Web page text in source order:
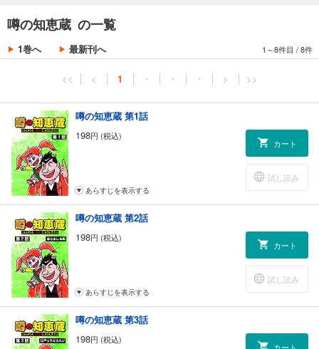
噂の知恵蔵 の一覧
1巻へ 最新刊へ 1～8件目 /8件
<< < 1 ・ ・ ・ > >>
噂の知恵蔵 第1話
198円 (税込)
カート
試し読み
あらすじを表示する
噂の知恵蔵 第2話
198円 (税込)
カート
試し読み
あらすじを表示する
噂の知恵蔵 第3話
198円 (税込)